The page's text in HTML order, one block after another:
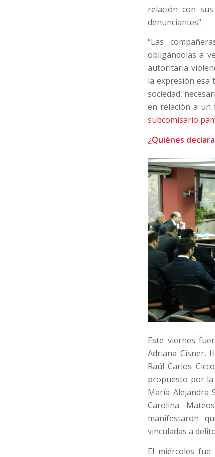
relación con
denunciantes”.
“Las
obligándolas a
autoritaria
la expresión esa
sociedad,
en relación a un
subcomisario
¿Quiénes
Este viernes
Adriana Cisner,
Raúl Carlos
propuesto por la
María Alejandra
Carolina
manifestaron
vinculadas a
El miércoles